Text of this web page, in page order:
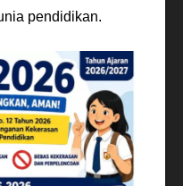
pendidikan.